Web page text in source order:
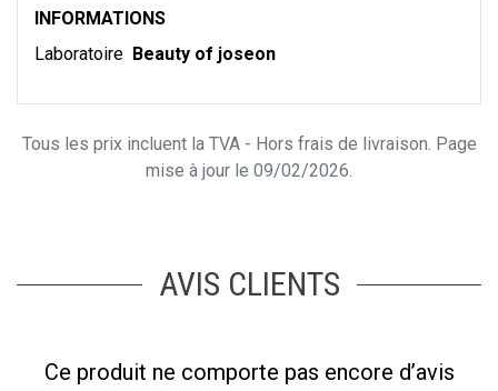
INFORMATIONS
Laboratoire Beauty of joseon
Tous les prix incluent la TVA - Hors frais de livraison. Page
mise à jour le 09/02/2026.
AVIS CLIENTS
Ce produit ne comporte pas encore d’avis